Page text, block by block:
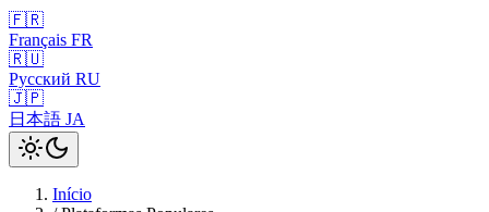
🇫🇷
Français FR
🇷🇺
Русский RU
🇯🇵
日本語 JA
Início